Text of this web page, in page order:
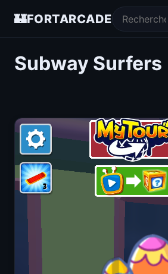
🏰FORTARCADE
Subway Surfers